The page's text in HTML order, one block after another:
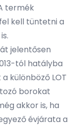
termék
kell tüntetni a
jelentősen
tól hatályba
különböző LOT
borokat
akkor is, ha
évjárata a